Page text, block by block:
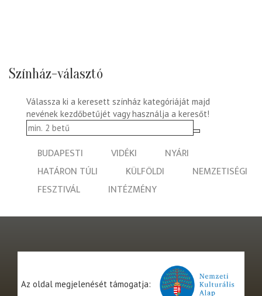
Színház-választó
Válassza ki a keresett színház kategóriáját majd
nevének kezdőbetűjét vagy használja a keresőt!
BUDAPESTI VIDÉKI
NYÁRI
HATÁRON TÚLI
KÜLFÖLDI
NEMZETISÉGI
FESZTIVÁL
INTÉZMÉNY
Az oldal megjelenését támogatja: